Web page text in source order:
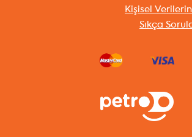
Kişisel
Sıkça